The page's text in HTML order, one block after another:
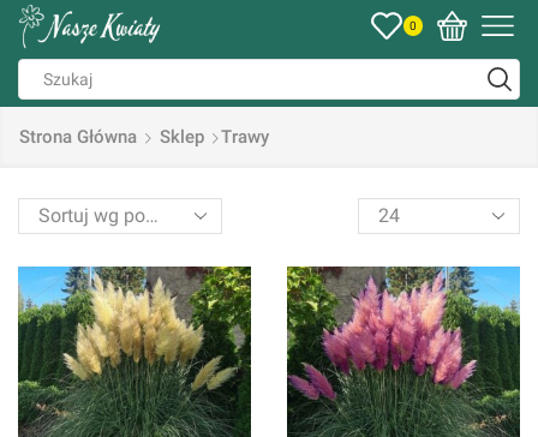
0
Strona Główna Sklep Trawy